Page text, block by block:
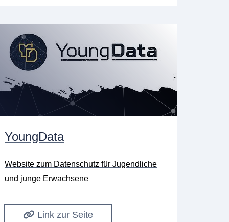
YoungData
Website zum Datenschutz für Jugendliche
und junge Erwachsene
Link zur Seite